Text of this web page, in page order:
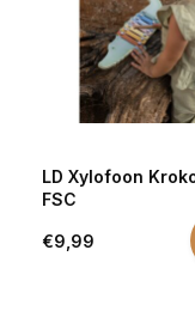
LD Xylofoon
FSC
€9,99